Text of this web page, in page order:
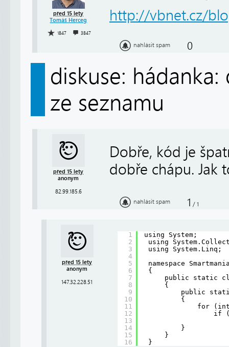
před 15 lety
Tomáš Herceg
1847 3847
http://vbnet.cz/
nahlásit spam 0
diskuse:
ze seznamu
před 15 lety
anonym
82.99.185.6
Dobře, kód je
dobře chápu. Jak
nahlásit spam 1 / 1
před 15 lety
anonym
147.32.228.51
1
2
3
4
5
6
7
8
9
10
11
12
13
14
15
16
using System;
using
using System.Linq;
namespace
{
public static
{
public
{
for
if
}
}
}